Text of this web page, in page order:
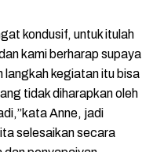
kondusif, untuk itulah
kami berharap supaya
langkah kegiatan itu bisa
tidak diharapkan oleh
Anne, jadi
selesaikan secara